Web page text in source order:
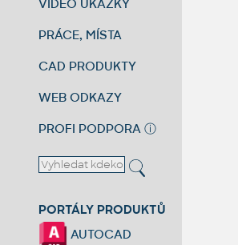
VIDEO UKÁZKY
PRÁCE, MÍSTA
CAD PRODUKTY
WEB ODKAZY
PROFI PODPORA ⓘ
PORTÁLY PRODUKTŮ
AUTOCAD